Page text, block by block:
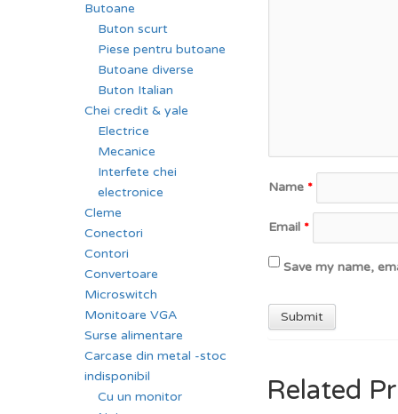
Name *
Email *
Save my name,
Related
Butoane
Buton scurt
Piese pentru butoane
Butoane diverse
Buton Italian
Chei credit & yale
Electrice
Mecanice
Interfete chei
electronice
Cleme
Conectori
Contori
Convertoare
Microswitch
Monitoare VGA
Surse alimentare
Carcase din metal -stoc
indisponibil
Cu un monitor